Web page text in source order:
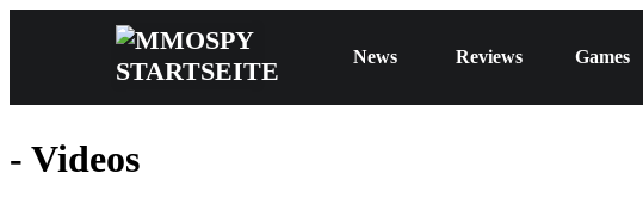
News Reviews Games
- Videos